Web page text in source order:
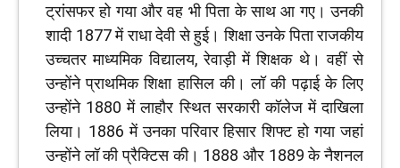
ट्रांसफर हो गया और वह भी पिता के साथ आ गए। उनकी
शादी 1877 में राधा देवी से हुई। शिक्षा उनके पिता राजकीय
उच्चतर माध्यमिक विद्यालय, रेवाड़ी में शिक्षक थे। वहीं से
उन्होंने प्राथमिक शिक्षा हासिल की। लॉ की पढ़ाई के लिए
उन्होंने 1880 में लाहौर स्थित सरकारी कॉलेज में दाखिला
लिया। 1886 में उनका परिवार हिसार शिफ्ट हो गया जहां
उन्होंने लॉ की प्रैक्टिस की। 1888 और 1889 के नैशनल